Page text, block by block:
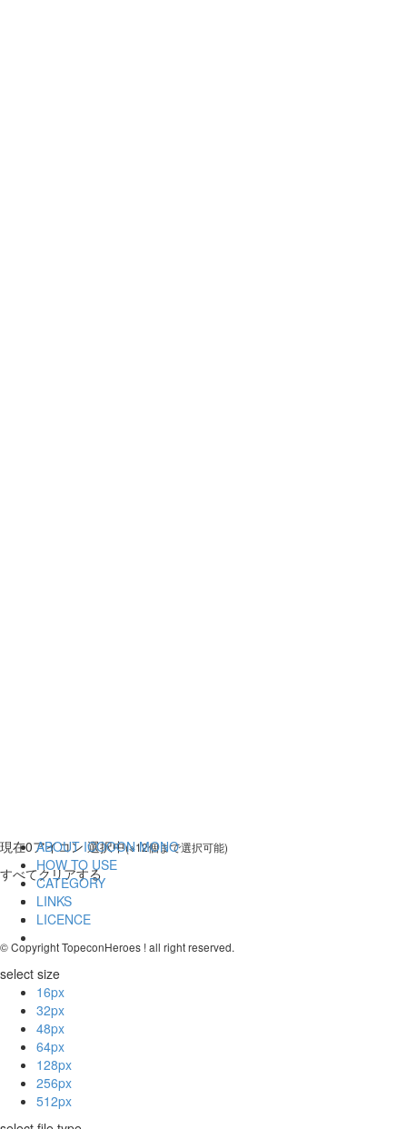
現在0アイコン 選択中(※12個まで選択可能)
すべてクリアする
select size
16px
32px
48px
64px
128px
256px
512px
ABOUT ICOOON MONO
HOW TO USE
CATEGORY
LINKS
LICENCE
© Copyright TopeconHeroes ! all right reserved.